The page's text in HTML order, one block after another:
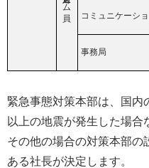
コミュニケーシ
事務局
緊急事態対策本部は、国内
以上の地震が発生した場合
その他の場合の対策本部の
ある社長が決定します。